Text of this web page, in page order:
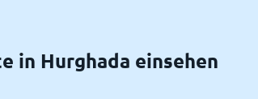
in Hurghada einsehen